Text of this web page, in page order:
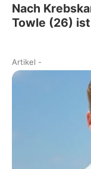
Nach
Towle (26)
Artikel -